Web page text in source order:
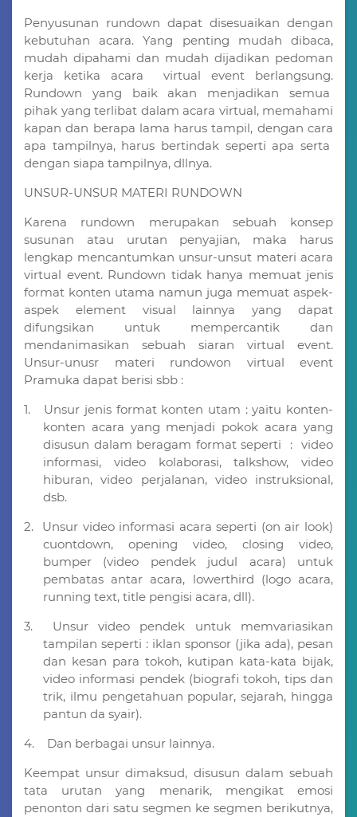
Penyusunan rundown dapat disesuaikan dengan
kebutuhan acara. Yang penting mudah dibaca,
mudah dipahami dan mudah dijadikan pedoman
kerja ketika acaravirtual event berlangsung.
Rundown yang baik akan menjadikan semua
pihak yang terlibat dalam acara virtual, memahami
kapan dan berapa lama harus tampil, dengan cara
apa tampilnya, harus bertindak seperti apa serta
dengan siapa tampilnya, dllnya.
UNSUR-UNSUR MATERI RUNDOWN
Karena rundown merupakan sebuah konsep
susunan atau urutan penyajian, maka harus
lengkap mencantumkan unsur-unsut materi acara
virtual event. Rundown tidak hanya memuat jenis
format konten utama namun juga memuat aspek-
aspek element visual lainnya yang dapat
difungsikan untuk mempercantik dan
mendanimasikan sebuah siaran virtual event.
Unsur-unusr materi rundowon virtual event
Pramuka dapat berisi sbb :
1.
Unsur jenis format konten utam : yaitu konten-
konten acara yang menjadi pokok acara yang
disusun dalam beragam format seperti
: video
informasi, video kolaborasi, talkshow, video
hiburan, video perjalanan, video instruksional,
dsb.
2.
Unsur video informasi acara seperti (on air look)
cuontdown, opening video, closing video,
bumper (video pendek judul acara) untuk
pembatas antar acara, lowerthird (logo acara,
running text, title pengisi acara, dll).
3.
Unsur video pendek untuk memvariasikan
tampilan seperti : iklan sponsor (jika ada), pesan
dan kesan para tokoh, kutipan kata-kata bijak,
video informasi pendek (biografi tokoh, tips dan
trik, ilmu pengetahuan popular, sejarah, hingga
pantun da syair).
4.
Dan berbagai unsur lainnya.
Keempat unsur dimaksud, disusun dalam sebuah
tata urutan yang menarik, mengikat emosi
penonton dari satu segmen ke segmen berikutnya,